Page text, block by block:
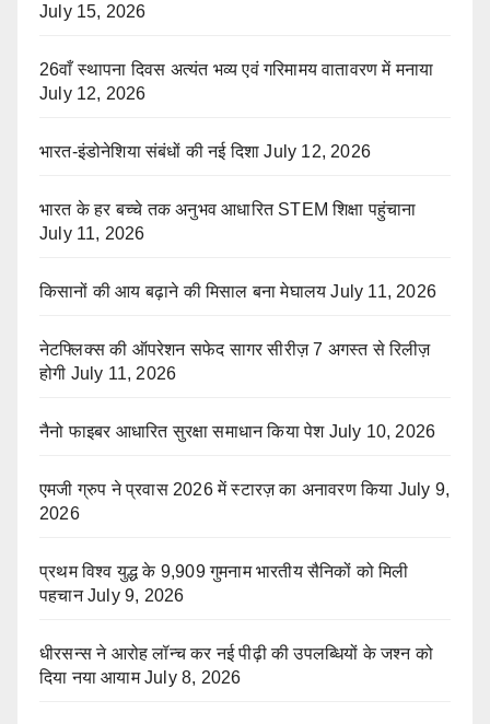
July 15, 2026
26वाँ स्थापना दिवस अत्यंत भव्य एवं गरिमामय वातावरण में मनाया
July 12, 2026
भारत-इंडोनेशिया संबंधों की नई दिशा July 12, 2026
भारत के हर बच्चे तक अनुभव आधारित STEM शिक्षा पहुंचाना
July 11, 2026
किसानों की आय बढ़ाने की मिसाल बना मेघालय July 11, 2026
नेटफ्लिक्स की ऑपरेशन सफेद सागर सीरीज़ 7 अगस्त से रिलीज़
होगी July 11, 2026
नैनो फाइबर आधारित सुरक्षा समाधान किया पेश July 10, 2026
एमजी ग्रुप ने प्रवास 2026 में स्टारज़ का अनावरण किया July 9,
2026
प्रथम विश्व युद्ध के 9,909 गुमनाम भारतीय सैनिकों को मिली
पहचान July 9, 2026
धीरसन्स ने आरोह लॉन्च कर नई पीढ़ी की उपलब्धियों के जश्न को
दिया नया आयाम July 8, 2026